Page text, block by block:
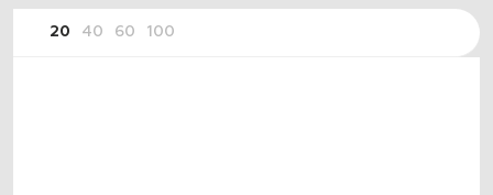
20 40 60 100